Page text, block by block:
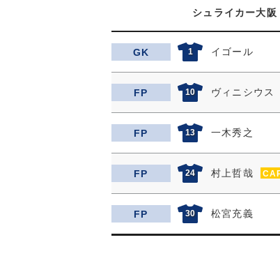
シュライカー大阪
GK 1 イゴール
FP 10 ヴィニシウス
FP 13 一木秀之
FP 24 村上哲哉
FP 30 松宮充義